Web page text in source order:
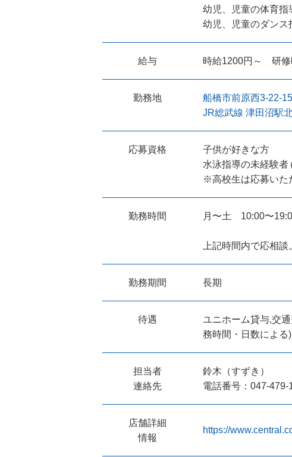
幼児、児童の体育指
幼児、児童のダンス
給与 時給1200円～ 研修
勤務地
船橋市前原西3-22-15
JR総武線 津田沼駅
応募資格
子供が好きな方
水泳指導の未経験者
※高校生は応募いた
勤務時間 月〜土 10:00〜
上記時間内で応相
勤務期間 長期
待遇
ユニホーム貸与,交
務時間・日数による)
担当者
連絡先
鈴木（すずき）
電話番号：047-479-
店舗詳細
情報
https://